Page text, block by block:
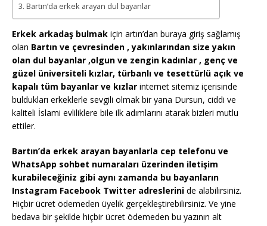
Bartın’da erkek arayan dul bayanlar
Erkek arkadaş bulmak için artın’dan buraya giriş sağlamış
olan Bartın ve çevresinden , yakınlarından size yakın
olan dul bayanlar ,olgun ve zengin kadınlar , genç ve
güzel üniversiteli kızlar, türbanlı ve tesettürlü açık ve
kapalı tüm bayanlar ve kızlar internet sitemiz içerisinde
buldukları erkeklerle sevgili olmak bir yana Dursun, ciddi ve
kaliteli İslami evliliklere bile ilk adımlarını atarak bizleri mutlu
ettiler.
Bartın’da erkek arayan bayanlarla cep telefonu ve
WhatsApp sohbet numaraları üzerinden iletişim
kurabileceğiniz gibi aynı zamanda bu bayanların
Instagram Facebook Twitter adreslerini de alabilirsiniz.
Hiçbir ücret ödemeden üyelik gerçekleştirebilirsiniz. Ve yine
bedava bir şekilde hiçbir ücret ödemeden bu yazının alt